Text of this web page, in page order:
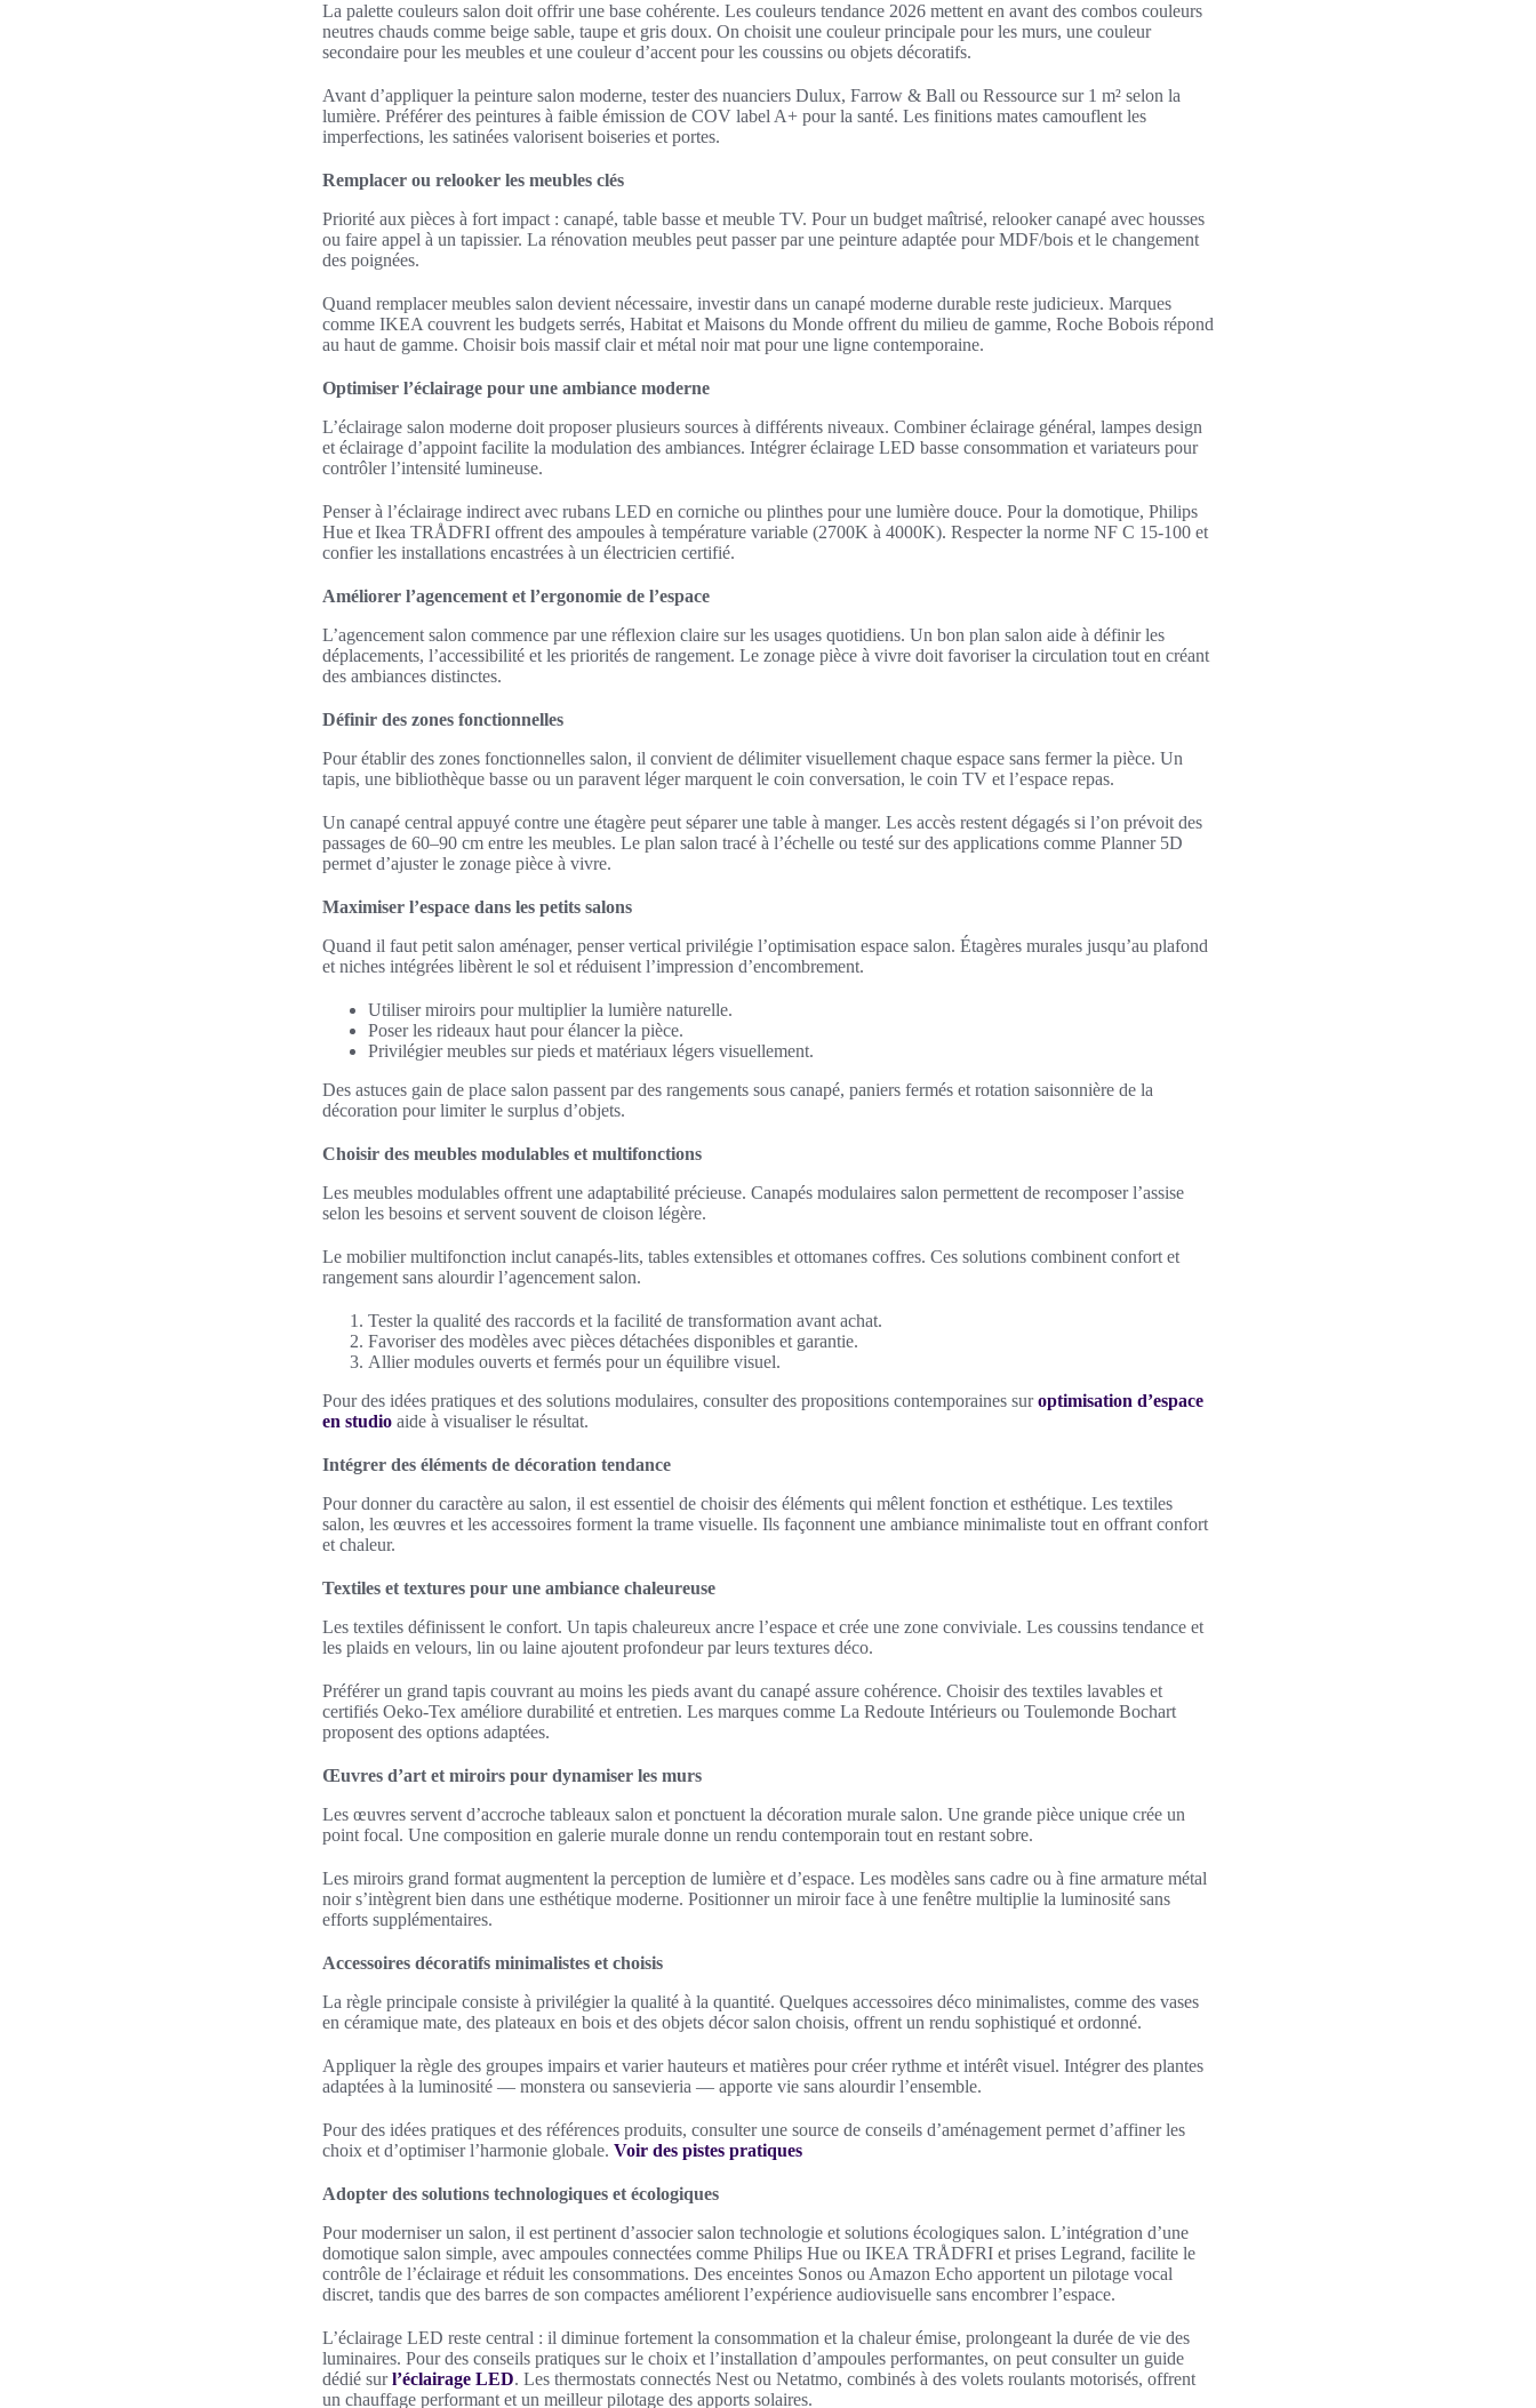
La palette couleurs salon doit offrir une base cohérente. Les couleurs tendance 2026 mettent en avant des combos couleurs
neutres chauds comme beige sable, taupe et gris doux. On choisit une couleur principale pour les murs, une couleur
secondaire pour les meubles et une couleur d’accent pour les coussins ou objets décoratifs.
Avant d’appliquer la peinture salon moderne, tester des nuanciers Dulux, Farrow & Ball ou Ressource sur 1 m² selon la
lumière. Préférer des peintures à faible émission de COV label A+ pour la santé. Les finitions mates camouflent les
imperfections, les satinées valorisent boiseries et portes.
Remplacer ou relooker les meubles clés
Priorité aux pièces à fort impact : canapé, table basse et meuble TV. Pour un budget maîtrisé, relooker canapé avec housses
ou faire appel à un tapissier. La rénovation meubles peut passer par une peinture adaptée pour MDF/bois et le changement
des poignées.
Quand remplacer meubles salon devient nécessaire, investir dans un canapé moderne durable reste judicieux. Marques
comme IKEA couvrent les budgets serrés, Habitat et Maisons du Monde offrent du milieu de gamme, Roche Bobois répond
au haut de gamme. Choisir bois massif clair et métal noir mat pour une ligne contemporaine.
Optimiser l’éclairage pour une ambiance moderne
L’éclairage salon moderne doit proposer plusieurs sources à différents niveaux. Combiner éclairage général, lampes design
et éclairage d’appoint facilite la modulation des ambiances. Intégrer éclairage LED basse consommation et variateurs pour
contrôler l’intensité lumineuse.
Penser à l’éclairage indirect avec rubans LED en corniche ou plinthes pour une lumière douce. Pour la domotique, Philips
Hue et Ikea TRÅDFRI offrent des ampoules à température variable (2700K à 4000K). Respecter la norme NF C 15-100 et
confier les installations encastrées à un électricien certifié.
Améliorer l’agencement et l’ergonomie de l’espace
L’agencement salon commence par une réflexion claire sur les usages quotidiens. Un bon plan salon aide à définir les
déplacements, l’accessibilité et les priorités de rangement. Le zonage pièce à vivre doit favoriser la circulation tout en créant
des ambiances distinctes.
Définir des zones fonctionnelles
Pour établir des zones fonctionnelles salon, il convient de délimiter visuellement chaque espace sans fermer la pièce. Un
tapis, une bibliothèque basse ou un paravent léger marquent le coin conversation, le coin TV et l’espace repas.
Un canapé central appuyé contre une étagère peut séparer une table à manger. Les accès restent dégagés si l’on prévoit des
passages de 60–90 cm entre les meubles. Le plan salon tracé à l’échelle ou testé sur des applications comme Planner 5D
permet d’ajuster le zonage pièce à vivre.
Maximiser l’espace dans les petits salons
Quand il faut petit salon aménager, penser vertical privilégie l’optimisation espace salon. Étagères murales jusqu’au plafond
et niches intégrées libèrent le sol et réduisent l’impression d’encombrement.
Utiliser miroirs pour multiplier la lumière naturelle.
Poser les rideaux haut pour élancer la pièce.
Privilégier meubles sur pieds et matériaux légers visuellement.
Des astuces gain de place salon passent par des rangements sous canapé, paniers fermés et rotation saisonnière de la
décoration pour limiter le surplus d’objets.
Choisir des meubles modulables et multifonctions
Les meubles modulables offrent une adaptabilité précieuse. Canapés modulaires salon permettent de recomposer l’assise
selon les besoins et servent souvent de cloison légère.
Le mobilier multifonction inclut canapés-lits, tables extensibles et ottomanes coffres. Ces solutions combinent confort et
rangement sans alourdir l’agencement salon.
Tester la qualité des raccords et la facilité de transformation avant achat.
Favoriser des modèles avec pièces détachées disponibles et garantie.
Allier modules ouverts et fermés pour un équilibre visuel.
Pour des idées pratiques et des solutions modulaires, consulter des propositions contemporaines suroptimisation d’espace
en studio aide à visualiser le résultat.
Intégrer des éléments de décoration tendance
Pour donner du caractère au salon, il est essentiel de choisir des éléments qui mêlent fonction et esthétique. Les textiles
salon, les œuvres et les accessoires forment la trame visuelle. Ils façonnent une ambiance minimaliste tout en offrant confort
et chaleur.
Textiles et textures pour une ambiance chaleureuse
Les textiles définissent le confort. Un tapis chaleureux ancre l’espace et crée une zone conviviale. Les coussins tendance et
les plaids en velours, lin ou laine ajoutent profondeur par leurs textures déco.
Préférer un grand tapis couvrant au moins les pieds avant du canapé assure cohérence. Choisir des textiles lavables et
certifiés Oeko-Tex améliore durabilité et entretien. Les marques comme La Redoute Intérieurs ou Toulemonde Bochart
proposent des options adaptées.
Œuvres d’art et miroirs pour dynamiser les murs
Les œuvres servent d’accroche tableaux salon et ponctuent la décoration murale salon. Une grande pièce unique crée un
point focal. Une composition en galerie murale donne un rendu contemporain tout en restant sobre.
Les miroirs grand format augmentent la perception de lumière et d’espace. Les modèles sans cadre ou à fine armature métal
noir s’intègrent bien dans une esthétique moderne. Positionner un miroir face à une fenêtre multiplie la luminosité sans
efforts supplémentaires.
Accessoires décoratifs minimalistes et choisis
La règle principale consiste à privilégier la qualité à la quantité. Quelques accessoires déco minimalistes, comme des vases
en céramique mate, des plateaux en bois et des objets décor salon choisis, offrent un rendu sophistiqué et ordonné.
Appliquer la règle des groupes impairs et varier hauteurs et matières pour créer rythme et intérêt visuel. Intégrer des plantes
adaptées à la luminosité — monstera ou sansevieria — apporte vie sans alourdir l’ensemble.
Pour des idées pratiques et des références produits, consulter une source de conseils d’aménagement permet d’affiner les
choix et d’optimiser l’harmonie globale. Voir des pistes pratiques
Adopter des solutions technologiques et écologiques
Pour moderniser un salon, il est pertinent d’associer salon technologie et solutions écologiques salon. L’intégration d’une
domotique salon simple, avec ampoules connectées comme Philips Hue ou IKEA TRÅDFRI et prises Legrand, facilite le
contrôle de l’éclairage et réduit les consommations. Des enceintes Sonos ou Amazon Echo apportent un pilotage vocal
discret, tandis que des barres de son compactes améliorent l’expérience audiovisuelle sans encombrer l’espace.
L’éclairage LED reste central : il diminue fortement la consommation et la chaleur émise, prolongeant la durée de vie des
luminaires. Pour des conseils pratiques sur le choix et l’installation d’ampoules performantes, on peut consulter un guide
dédié surl’éclairage LED. Les thermostats connectés Nest ou Netatmo, combinés à des volets roulants motorisés, offrent
un chauffage performant et un meilleur pilotage des apports solaires.